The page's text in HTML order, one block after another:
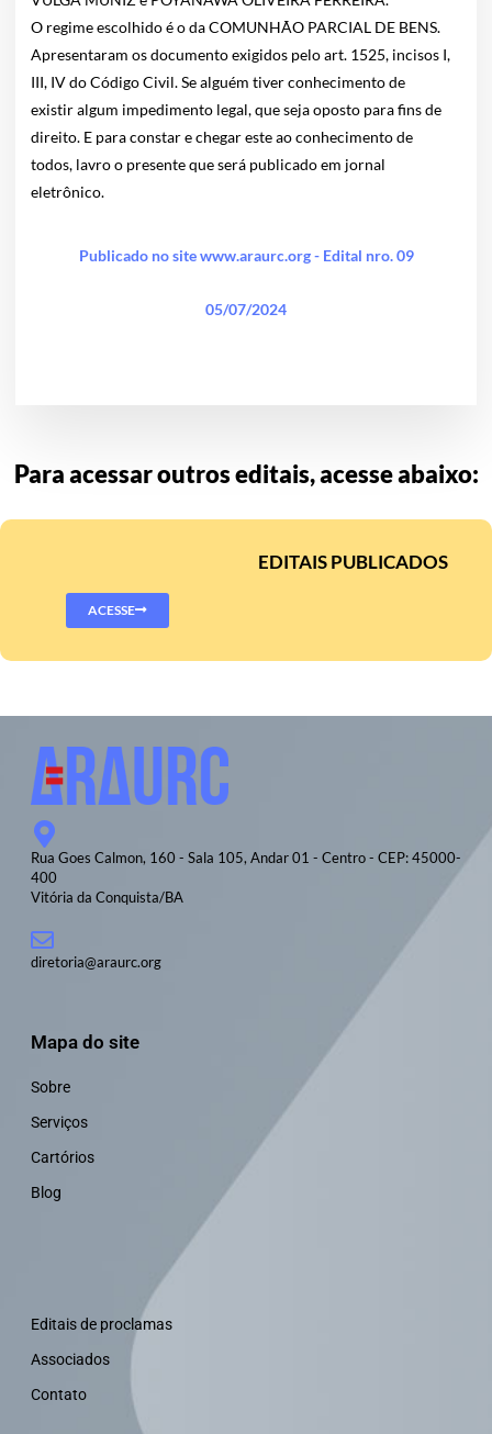
O regime escolhido é o da COMUNHÃO PARCIAL DE BENS.
Apresentaram os documento exigidos pelo art. 1525, incisos I,
III, IV do Código Civil. Se alguém tiver conhecimento de
existir algum impedimento legal, que seja oposto para fins de
direito. E para constar e chegar este ao conhecimento de
todos, lavro o presente que será publicado em jornal
eletrônico.
Publicado no site www.araurc.org - Edital nro. 09
05/07/2024
Para acessar outros editais, acesse abaixo:
EDITAIS PUBLICADOS
ACESSE
Rua Goes Calmon, 160 - Sala 105, Andar 01 - Centro - CEP: 45000-
400
Vitória da Conquista/BA
diretoria@araurc.org
Mapa do site
Sobre
Serviços
Cartórios
Blog
Editais de proclamas
Associados
Contato